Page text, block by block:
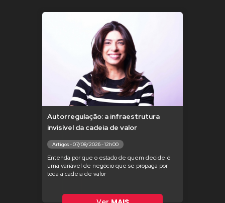
Autorregulação: a infraestrutura
invisível da cadeia de valor
Artigos - 07/08/2026 - 12h00
Entenda por que o estado de quem decide é
uma variável de negócio que se propaga por
toda a cadeia de valor